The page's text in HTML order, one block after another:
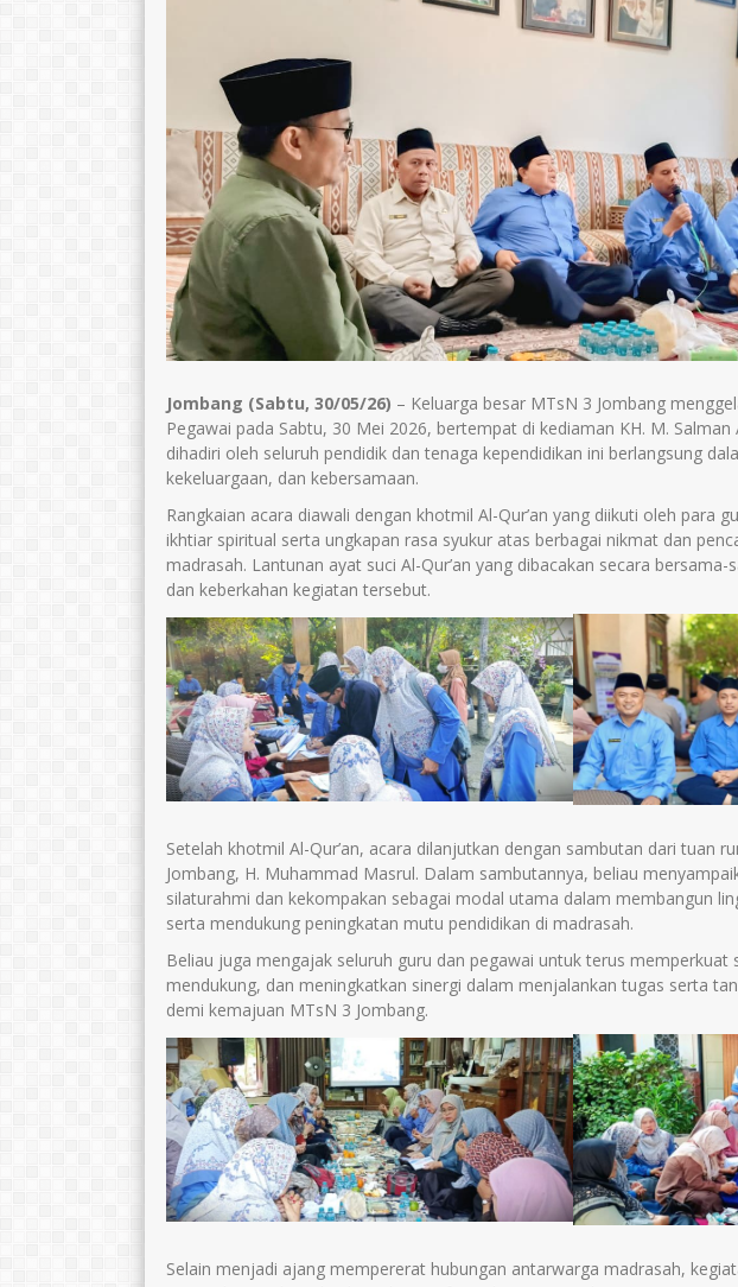
Jombang (Sabtu, 30/05/26) – Keluarga besar MTsN 3 Jombang
Pegawai pada Sabtu, 30 Mei 2026, bertempat di kediaman KH. M. Salman
dihadiri oleh seluruh pendidik dan tenaga kependidikan ini berlangsung
kekeluargaan, dan kebersamaan.
Rangkaian acara diawali dengan khotmil Al-Qur’an yang diikuti oleh para
ikhtiar spiritual serta ungkapan rasa syukur atas berbagai nikmat dan
madrasah. Lantunan ayat suci Al-Qur’an yang dibacakan secara
dan keberkahan kegiatan tersebut.
Setelah khotmil Al-Qur’an, acara dilanjutkan dengan sambutan dari tuan
Jombang, H. Muhammad Masrul. Dalam sambutannya, beliau
silaturahmi dan kekompakan sebagai modal utama dalam membangun
serta mendukung peningkatan mutu pendidikan di madrasah.
Beliau juga mengajak seluruh guru dan pegawai untuk terus memperkuat
mendukung, dan meningkatkan sinergi dalam menjalankan tugas serta
demi kemajuan MTsN 3 Jombang.
Selain menjadi ajang mempererat hubungan antarwarga madrasah,